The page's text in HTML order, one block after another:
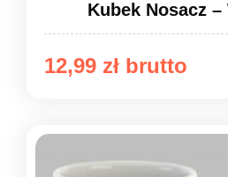
Kubek Nosacz
12,99 zł